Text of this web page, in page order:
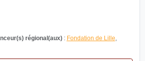
régional(aux): Fondation de Lille,